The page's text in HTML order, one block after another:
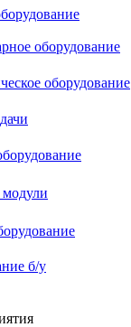
оборудование
оборудование
б/у